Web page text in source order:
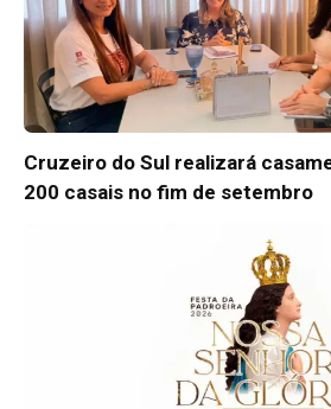
Cruzeiro do Sul realizará
200 casais no fim de setembro